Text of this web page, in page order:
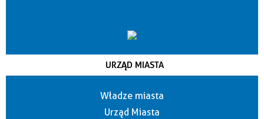
URZĄD MIASTA
Władze miasta
Urząd Miasta